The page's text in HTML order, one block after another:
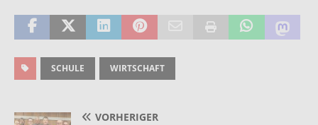
SCHULE WIRTSCHAFT
VORHERIGER